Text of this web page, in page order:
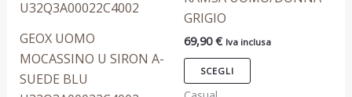
GEOX UOMO
MOCASSINO U SIRON A-
SUEDE BLU
più
Le
opzioni
possono
GRIGIO
69,90€ Iva inclusa
SCEGLI
più
Le
possono